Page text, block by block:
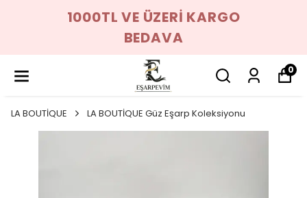
1000TL VE ÜZERİ KARGO
BEDAVA
0
LA BOUTİQUE LA BOUTİQUE Güz Eşarp Koleksiyonu